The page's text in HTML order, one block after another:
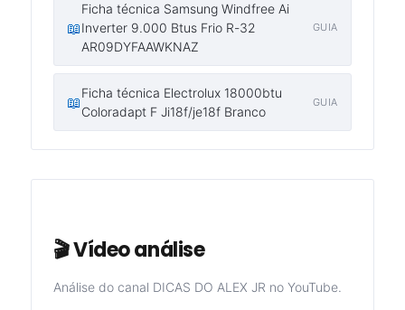
📖
Ficha técnica Samsung Windfree Ai
Inverter 9.000 Btus Frio R-32
AR09DYFAAWKNAZ
GUIA
📖
Ficha técnica Electrolux 18000btu
Coloradapt F Ji18f/je18f Branco
GUIA
🎬 Vídeo análise
Análise do canal DICAS DO ALEX JR no YouTube.